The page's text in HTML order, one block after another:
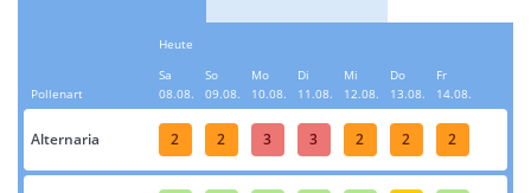
Pollenart
Heute
Sa
08.08.
So
09.08.
Mo
10.08.
Di
11.08.
Mi
12.08.
Do
13.08.
Fr
14.08.
Alternaria 2 2 3 3 2 2 2